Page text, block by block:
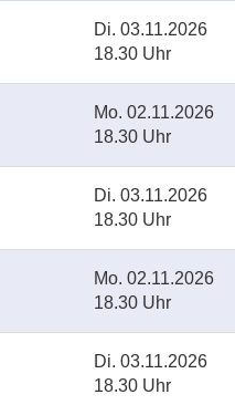
Di. 03.11.2026
18.30 Uhr
Mo. 02.11.2026
18.30 Uhr
Di. 03.11.2026
18.30 Uhr
Mo. 02.11.2026
18.30 Uhr
Di. 03.11.2026
18.30 Uhr